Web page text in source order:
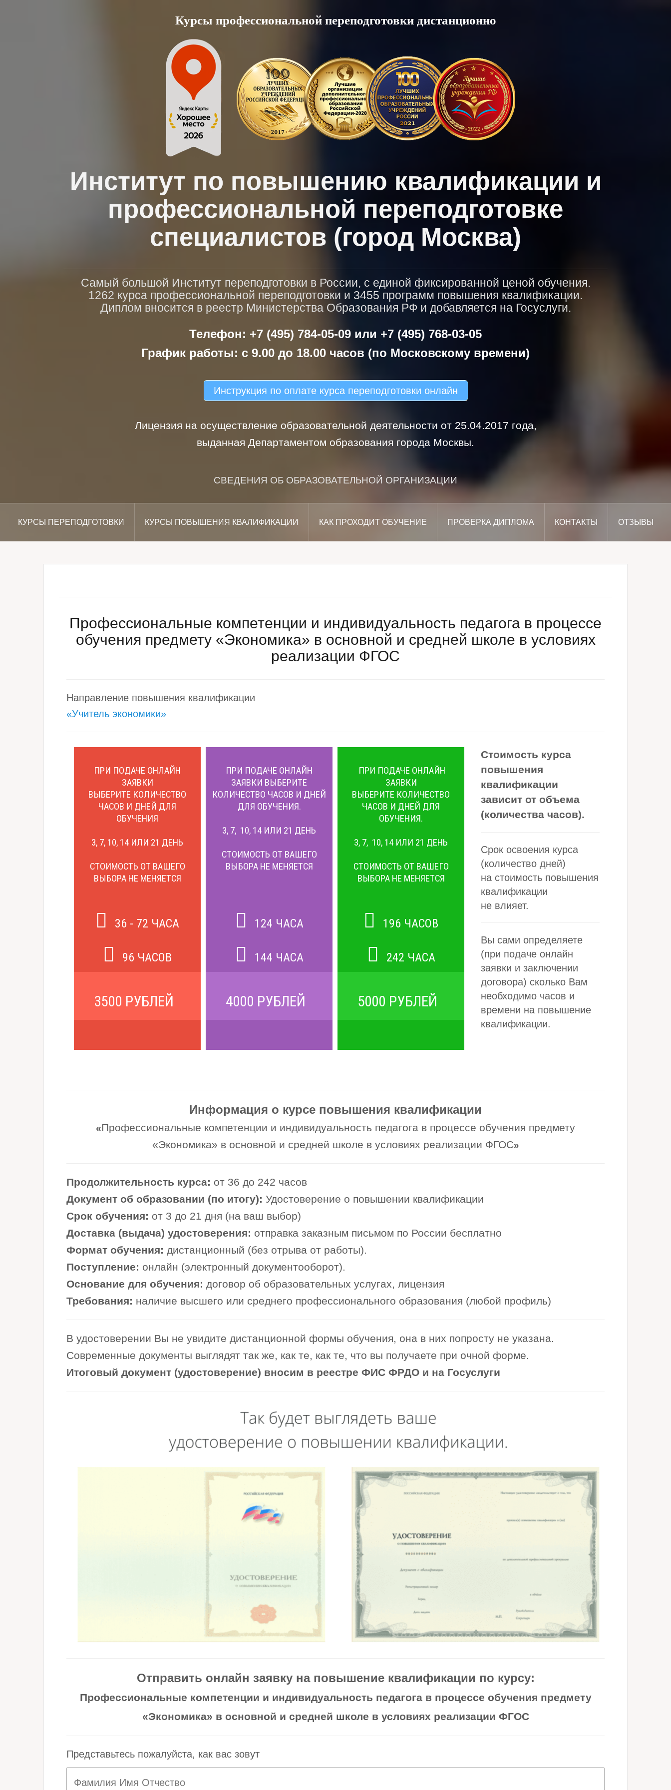
Курсы профессиональной переподготовки дистанционно
Институт по повышению квалификации и
профессиональной переподготовке
специалистов (город Москва)
Самый большой Институт переподготовки в России, с единой фиксированной ценой обучения.
1262 курса профессиональной переподготовки и 3455 программ повышения квалификации.
Диплом вносится в реестр Министерства Образования РФ и добавляется на Госуслуги.
Телефон: +7 (495) 784-05-09 или +7 (495) 768-03-05
График работы: с 9.00 до 18.00 часов (по Московскому времени)
Инструкция по оплате курса переподготовки онлайн
Лицензия на осуществление образовательной деятельности от 25.04.2017 года,
выданная Департаментом образования города Москвы.
СВЕДЕНИЯ ОБ ОБРАЗОВАТЕЛЬНОЙ ОРГАНИЗАЦИИ
КУРСЫ ПЕРЕПОДГОТОВКИ КУРСЫ ПОВЫШЕНИЯ КВАЛИФИКАЦИИ КАК ПРОХОДИТ ОБУЧЕНИЕ ПРОВЕРКА ДИПЛОМА КОНТАКТЫ ОТЗЫВЫ
Профессиональные компетенции и индивидуальность педагога в процессе
обучения предмету «Экономика» в основной и средней школе в условиях
реализации ФГОС
Направление повышения квалификации
«Учитель экономики»
ПРИ ПОДАЧЕ ОНЛАЙН
ЗАЯВКИ
ВЫБЕРИТЕ КОЛИЧЕСТВО
ЧАСОВ И ДНЕЙ ДЛЯ
ОБУЧЕНИЯ
3, 7, 10, 14 ИЛИ 21 ДЕНЬ
СТОИМОСТЬ ОТ ВАШЕГО
ВЫБОРА НЕ МЕНЯЕТСЯ
36 - 72 ЧАСА
96 ЧАСОВ
3500 РУБЛЕЙ
ПРИ ПОДАЧЕ ОНЛАЙН
ЗАЯВКИ ВЫБЕРИТЕ
КОЛИЧЕСТВО ЧАСОВ И ДНЕЙ
ДЛЯ ОБУЧЕНИЯ.
3, 7, 10, 14 ИЛИ 21 ДЕНЬ
СТОИМОСТЬ ОТ ВАШЕГО
ВЫБОРА НЕ МЕНЯЕТСЯ
124 ЧАСА
144 ЧАСА
4000 РУБЛЕЙ
ПРИ ПОДАЧЕ ОНЛАЙН
ЗАЯВКИ
ВЫБЕРИТЕ КОЛИЧЕСТВО
ЧАСОВ И ДНЕЙ ДЛЯ
ОБУЧЕНИЯ.
3, 7, 10, 14 ИЛИ 21 ДЕНЬ
СТОИМОСТЬ ОТ ВАШЕГО
ВЫБОРА НЕ МЕНЯЕТСЯ
196 ЧАСОВ
242 ЧАСА
5000 РУБЛЕЙ
Стоимость курса
повышения
квалификации
зависит от объема
(количества часов).
Срок освоения курса
(количество дней)
на стоимость повышения
квалификации
не влияет.
Вы сами определяете
(при подаче онлайн
заявки и заключении
договора) сколько Вам
необходимо часов и
времени на повышение
квалификации.
Информация о курсе повышения квалификации
«Профессиональные компетенции и индивидуальность педагога в процессе обучения предмету
«Экономика» в основной и средней школе в условиях реализации ФГОС»
Продолжительность курса: от 36 до 242 часов
Документ об образовании (по итогу): Удостоверение о повышении квалификации
Срок обучения: от 3 до 21 дня (на ваш выбор)
Доставка (выдача) удостоверения: отправка заказным письмом по России бесплатно
Формат обучения: дистанционный (без отрыва от работы).
Поступление: онлайн (электронный документооборот).
Основание для обучения: договор об образовательных услугах, лицензия
Требования: наличие высшего или среднего профессионального образования (любой профиль)
В удостоверении Вы не увидите дистанционной формы обучения, она в них попросту не указана.
Современные документы выглядят так же, как те, как те, что вы получаете при очной форме.
Итоговый документ (удостоверение) вносим в реестре ФИС ФРДО и на Госуслуги
Отправить онлайн заявку на повышение квалификации по курсу:
Профессиональные компетенции и индивидуальность педагога в процессе обучения предмету
«Экономика» в основной и средней школе в условиях реализации ФГОС
Представьтесь пожалуйста, как вас зовут